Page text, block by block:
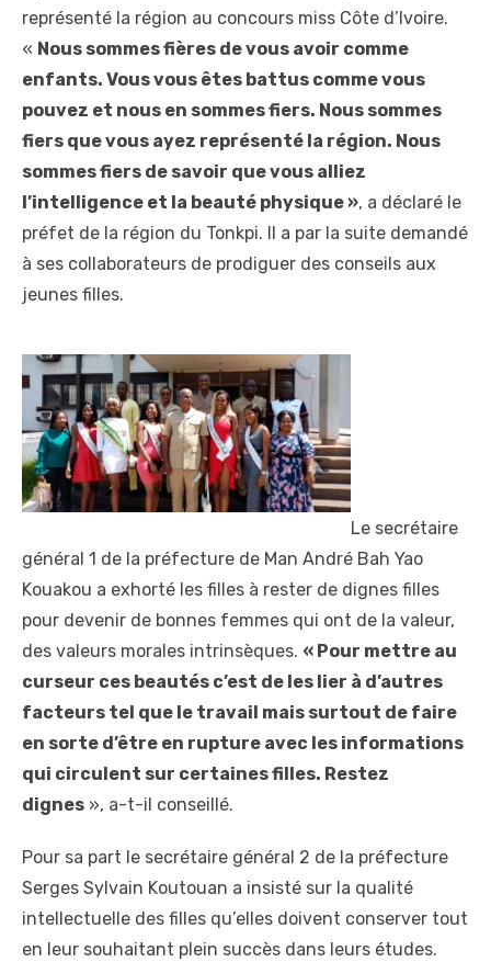
représenté la région au concours miss Côte d’Ivoire.
« Nous sommes fières de vous avoir comme
enfants. Vous vous êtes battus comme vous
pouvez et nous en sommes fiers. Nous sommes
fiers que vous ayez représenté la région. Nous
sommes fiers de savoir que vous alliez
l’intelligence et la beauté physique », a déclaré le
préfet de la région du Tonkpi. Il a par la suite demandé
à ses collaborateurs de prodiguer des conseils aux
jeunes filles.
Le secrétaire
général 1 de la préfecture de Man André Bah Yao
Kouakou a exhorté les filles à rester de dignes filles
pour devenir de bonnes femmes qui ont de la valeur,
des valeurs morales intrinsèques. « Pour mettre au
curseur ces beautés c’est de les lier à d’autres
facteurs tel que le travail mais surtout de faire
en sorte d’être en rupture avec les informations
qui circulent sur certaines filles. Restez
dignes », a-t-il conseillé.
Pour sa part le secrétaire général 2 de la préfecture
Serges Sylvain Koutouan a insisté sur la qualité
intellectuelle des filles qu’elles doivent conserver tout
en leur souhaitant plein succès dans leurs études.